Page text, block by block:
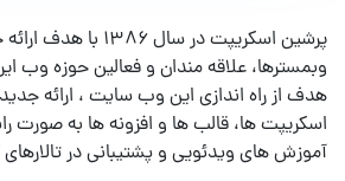
پرشین اسکریپت در سال
وبمسترها، علاقه مندان و فعالین حوزه وب
هدف از راه اندازی این وب سایت ، ارائه
اسکریپت ها، قالب ها و افزونه ها به صورت
آموزش های ویدئویی و پشتیبانی در